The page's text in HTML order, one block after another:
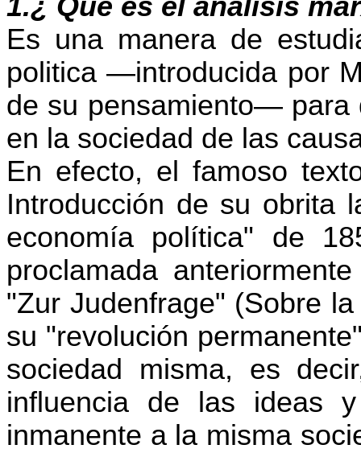
Es una manera de
politica —introducida por
de su pensamiento— para
en la sociedad de las
En efecto, el famoso
Introducción de su obrita
economía política" de
proclamada
"Zur Judenfrage" (Sobre
su "revolución
sociedad misma, es
influencia de las ideas
inmanente a la misma